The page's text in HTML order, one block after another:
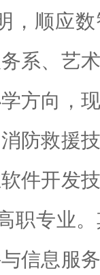
， 顺应
系、艺
方向 ，
防救援
件开发
职专业。
信息服